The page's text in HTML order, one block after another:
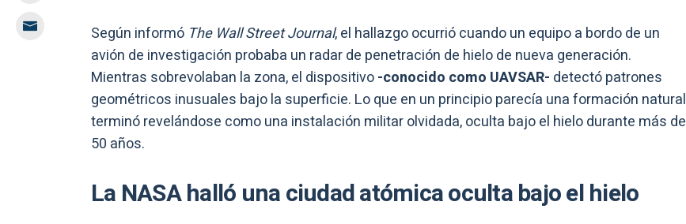
Según informó The Wall Street Journal, el hallazgo ocurrió cuando un equipo a bordo de un
avión de investigación probaba un radar de penetración de hielo de nueva generación.
Mientras sobrevolaban la zona, el dispositivo-conocido como UAVSAR- detectó patrones
geométricos inusuales bajo la superficie. Lo que en un principio parecía una formación natural
terminó revelándose como una instalación militar olvidada, oculta bajo el hielo durante más de
50 años.
La NASA halló una ciudad atómica oculta bajo el hielo